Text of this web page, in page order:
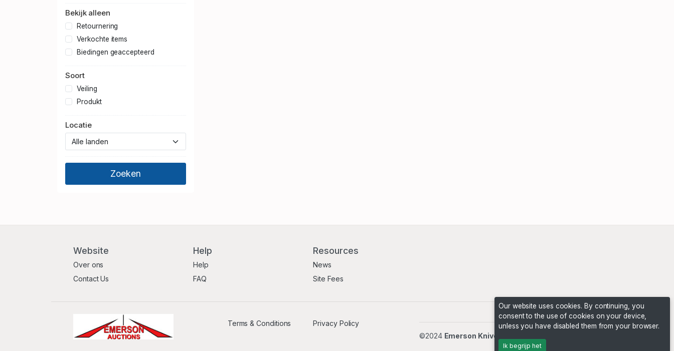
Bekijk alleen
Retournering
Verkochte items
Biedingen geaccepteerd
Soort
Veiling
Produkt
Locatie
Website
Over ons
Contact Us
Help
Help
FAQ
Resources
News
Site Fees
Terms & Conditions
Privacy Policy
©2024 Emerson Knives Auctions
Our website uses cookies. By continuing, you
consent to the use of cookies on your device,
unless you have disabled them from your browser.
Ik begrijp het